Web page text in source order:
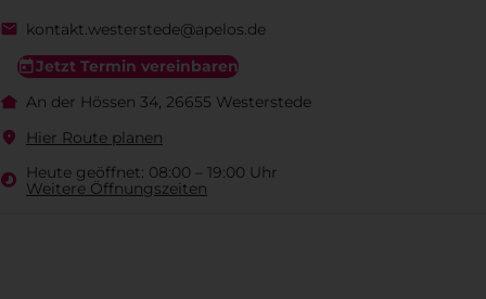
kontakt.westerstede@apelos.de
Jetzt Termin vereinbaren
An der Hössen 34, 26655 Westerstede
Hier Route planen
Heute geöffnet: 08:00 – 19:00 Uhr
Weitere Öffnungszeiten